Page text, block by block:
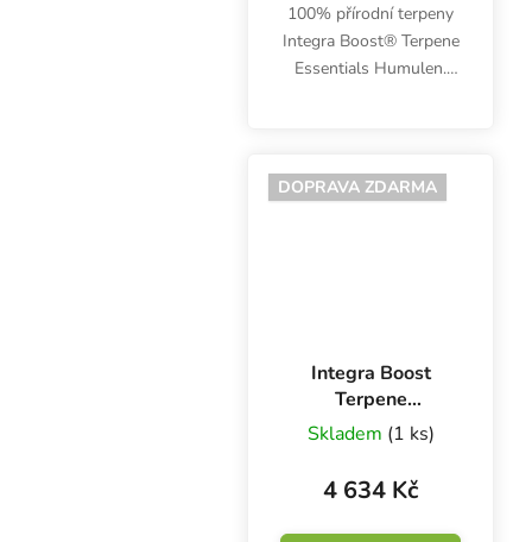
100% přírodní terpeny
Integra Boost® Terpene
Essentials Humulen.
nádech. Hmotnost 67 g,
vlhkost 62 %, balení 1
DOPRAVA ZDARMA
Integra Boost
Terpene
Essentials Linalool
67 g, 62%, BOX
12 ks
Skladem (1 ks)
4 634 Kč